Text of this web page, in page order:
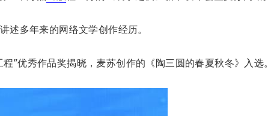
述多年来的网络文学创作经历。
”优秀作品奖揭晓，麦苏创作的《陶三圆的春夏秋冬》入选。